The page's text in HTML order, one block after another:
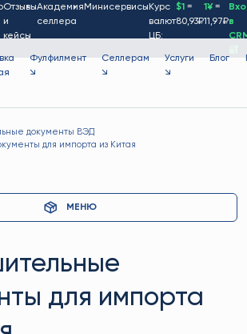
Отзывы
и
кейсы
Академия
селлера
Минисервисы Курс
валют
ЦБ:
$1 =
80,93₽
1¥=
11,97₽в
Фулфилмент
↘
Селлерам
↘
Услуги
↘
Блог
документы ВЭД
для импорта из Китая
МЕНЮ
для импорта